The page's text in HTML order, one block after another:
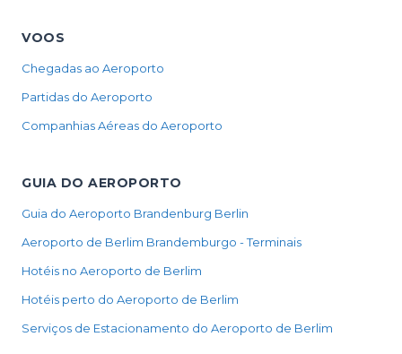
VOOS
Chegadas ao Aeroporto
Partidas do Aeroporto
Companhias Aéreas do Aeroporto
GUIA DO AEROPORTO
Guia do Aeroporto Brandenburg Berlin
Aeroporto de Berlim Brandemburgo - Terminais
Hotéis no Aeroporto de Berlim
Hotéis perto do Aeroporto de Berlim
Serviços de Estacionamento do Aeroporto de Berlim